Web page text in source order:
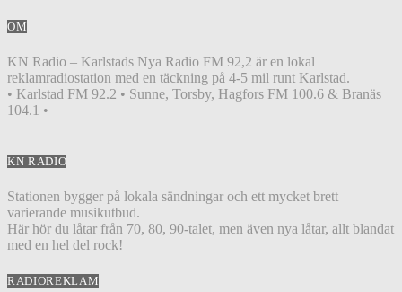
OM
KN Radio – Karlstads Nya Radio FM 92,2 är en lokal
reklamradiostation med en täckning på 4-5 mil runt Karlstad.
• Karlstad FM 92.2 • Sunne, Torsby, Hagfors FM 100.6 & Branäs
104.1 •
KN RADIO
Stationen bygger på lokala sändningar och ett mycket brett
varierande musikutbud.
Här hör du låtar från 70, 80, 90-talet, men även nya låtar, allt blandat
med en hel del rock!
RADIOREKLAM